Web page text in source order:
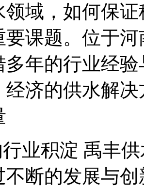
领域，如何保
要课题。位于
多年的行业经
经济的供水解
业积淀 禹丰
不断的发展与